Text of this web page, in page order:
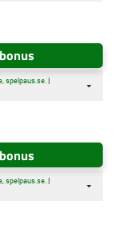
, spelpaus.se. |
, spelpaus.se. |